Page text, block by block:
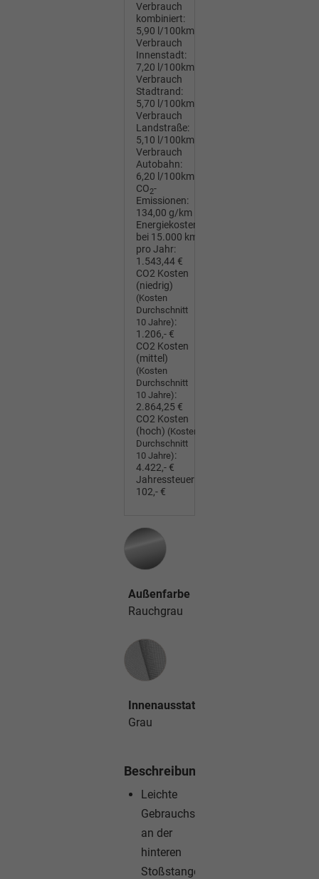
Verbrauch
kombiniert:
5,90 l/100km
Verbrauch
Innenstadt:
7,20 l/100km
Verbrauch
Stadtrand:
5,70 l/100km
Verbrauch
Landstraße:
5,10 l/100km
Verbrauch
Autobahn:
6,20 l/100km
CO2-
Emissionen:
134,00 g/km
Energiekosten
bei 15.000 km
pro Jahr:
1.543,44 €
CO2 Kosten
(niedrig)
(Kosten
Durchschnitt
10 Jahre):
1.206,- €
CO2 Kosten
(mittel)
(Kosten
Durchschnitt
10 Jahre):
2.864,25 €
CO2 Kosten
(hoch) (Kosten
Durchschnitt
10 Jahre):
4.422,- €
Jahressteuer:
102,- €
Außenfarbe
Rauchgrau
Innenausstattung
Innenausstattung
Grau
Beschreibung
Leichte
Gebrauchsspuren
an der
hinteren
Stoßstange